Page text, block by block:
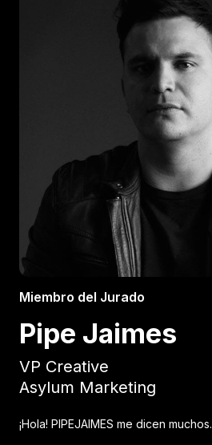
Boletería
Miembro del Jurado
Pipe Jaimes
VP Creative
Asylum Marketing
¡Hola! PIPEJAIMES me dicen muchos.